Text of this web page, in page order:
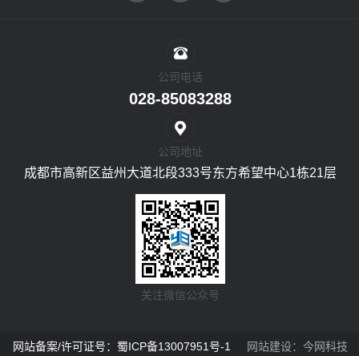
公司电话
028-85083288
公司地址
成都市高新区益州大道北段333号东方希望中心1栋21层
关注微信公众号
网站备案/许可证号：蜀ICP备13007951号-1 网站建设： 今网科技